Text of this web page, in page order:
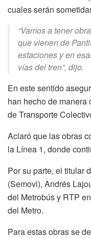
cuales serán
“Vamos a tener
que vienen de
estaciones y en
vías del tren”, dijo.
En este sentido
han hecho de
de Transporte
Aclaró que las obras
la Línea 1, donde
Por su parte, el titular
(Semovi), Andrés
del Metrobús y RTP
del Metro.
Para estas obras se